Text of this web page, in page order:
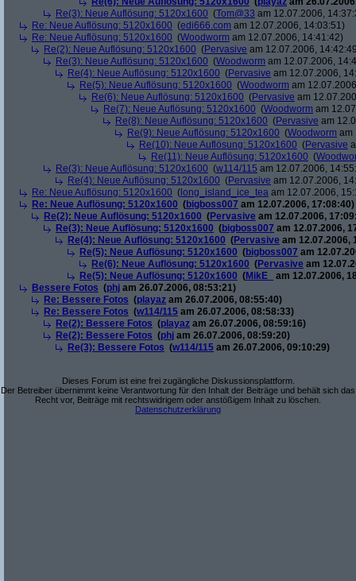
Re(3): Neue Auflösung: 5120x1600 (Tom@33 am 12.07.2006,
Re: Neue Auflösung: 5120x1600 (edi666.com am 12.07.2006, 14:03:51)
Re: Neue Auflösung: 5120x1600 (Woodworm am 12.07.2006, 14:41:42)
Re(2): Neue Auflösung: 5120x1600 (Pervasive am 12.07.2006,
Re(3): Neue Auflösung: 5120x1600 (Woodworm am 12.07.2006,
Re(4): Neue Auflösung: 5120x1600 (Pervasive am 12.07.2006,
Re(5): Neue Auflösung: 5120x1600 (Woodworm am
Re(6): Neue Auflösung: 5120x1600 (Pervasive am
Re(7): Neue Auflösung: 5120x1600 (Woodworm am
Re(8): Neue Auflösung: 5120x1600 (Pervasive am
Re(9): Neue Auflösung: 5120x1600 (Woodworm am
Re(10): Neue Auflösung: 5120x1600 (Pervasive
Re(11): Neue Auflösung: 5120x1600 (
Re(3): Neue Auflösung: 5120x1600 (w114/115 am 12.07.2006,
Re(4): Neue Auflösung: 5120x1600 (Pervasive am 12.07.2006,
Re: Neue Auflösung: 5120x1600 ( long_island_ice_tea am 12.07.2006,
Re: Neue Auflösung: 5120x1600 (bigboss007 am 12.07.2006, 17:08:40)
Re(2): Neue Auflösung: 5120x1600 (Pervasive am 12.07.2006,
Re(3): Neue Auflösung: 5120x1600 (bigboss007 am 12.07.2006,
Re(4): Neue Auflösung: 5120x1600 (Pervasive am 12.07.2006,
Re(5): Neue Auflösung: 5120x1600 (bigboss007 am
Re(6): Neue Auflösung: 5120x1600 (Pervasive am
Re(5): Neue Auflösung: 5120x1600 (MikE_
am 12.07.2006,
Bessere Fotos (phj am 26.07.2006, 08:53:21)
Re: Bessere Fotos (playaz am 26.07.2006, 08:55:40)
Re: Bessere Fotos (w114/115 am 26.07.2006, 08:58:33)
Re(2): Bessere Fotos (playaz am 26.07.2006, 08:59:16)
Re(2): Bessere Fotos (phj am 26.07.2006, 08:59:20)
Re(3): Bessere Fotos (w114/115 am 26.07.2006, 09:10:29)
Dieses Forum ist eine frei zugängliche Diskussionsplattform.
Der Betreiber übernimmt keine Verantwortung für den Inhalt der Beiträge und behält sich das
Recht vor, Beiträge mit rechtswidrigem oder anstößigem Inhalt zu löschen.
Datenschutzerklärung